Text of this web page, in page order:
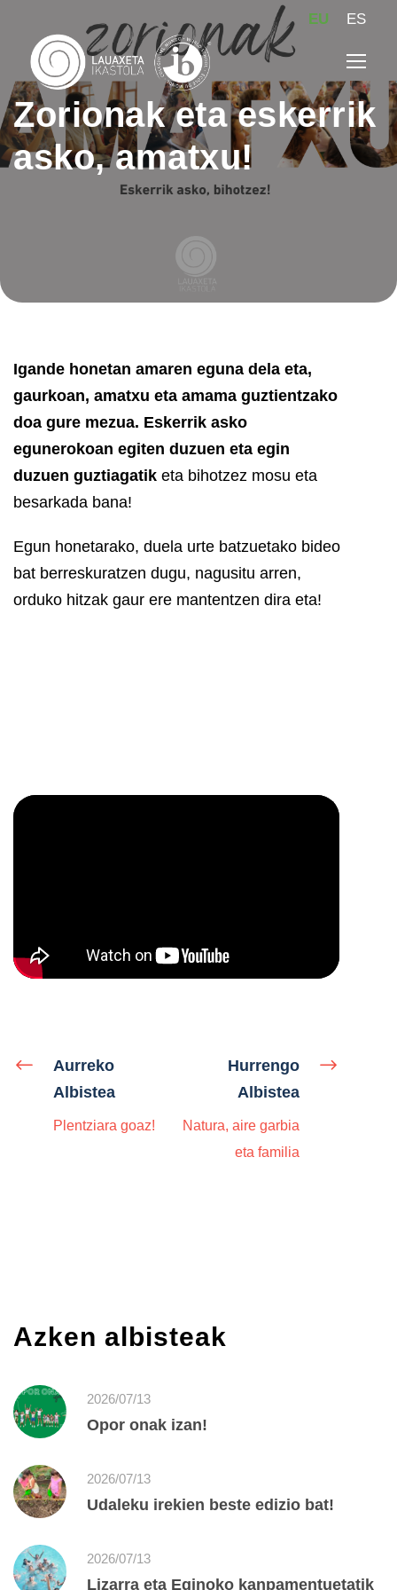
EU ES
Zorionak eta eskerrik
asko, amatxu!
Igande honetan amaren eguna dela eta,
gaurkoan, amatxu eta amama guztientzako
doa gure mezua. Eskerrik asko
egunerokoan egiten duzuen eta egin
duzuen guztiagatik eta bihotzez mosu eta
besarkada bana!
Egun honetarako, duela urte batzuetako bideo
bat berreskuratzen dugu, nagusitu arren,
orduko hitzak gaur ere mantentzen dira eta!
Aurreko
Albistea
Plentziara goaz!
Hurrengo
Albistea
Natura, aire garbia
eta familia
Azken albisteak
2026/07/13
Opor onak izan!
2026/07/13
Udaleku irekien beste edizio bat!
2026/07/13
Lizarra eta Eginoko kanpamentuetatik